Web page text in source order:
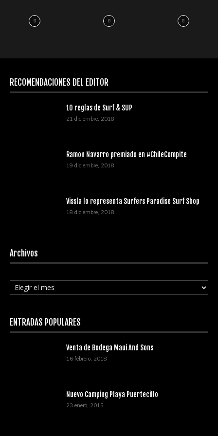
RECOMENDACIONES DEL EDITOR
10 reglas de Surf & SUP
21 diciembre, 2018
Ramon Navarro premiado en #ChileCompite
19 diciembre, 2018
Vissla lo representa Surfers Paradise Surf Shop
18 diciembre, 2018
Archivos
Archivos
ENTRADAS POPULARES
Venta de Bodega Maui And Sons
16 febrero, 2018
Nuevo Camping Playa Puertecillo
23 enero, 2015